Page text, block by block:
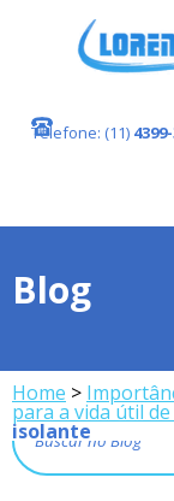
Telefone: (11)
Blog
Home >
para a vida útil
isolante